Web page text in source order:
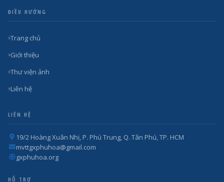
ĐIỀU HƯỚNG
Trang chủ
Giới thiệu
Thư viện ảnh
Liên hệ
LIÊN HỆ
19/2 Hoàng Xuân Nhị, P. Phú Trung, Q. Tân Phú, TP. HCM
mvttgxphuhoa@gmail.com
gxphuhoa.org
HỖ TRỢ